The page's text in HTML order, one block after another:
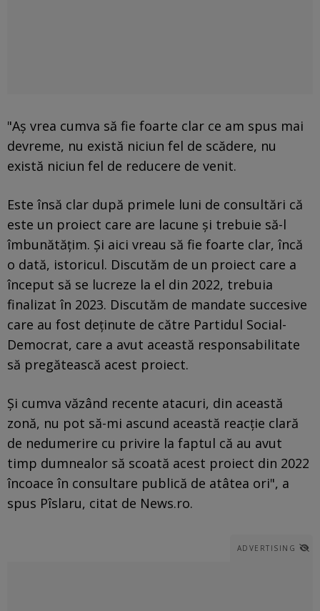
"Aş vrea cumva să fie foarte clar ce am spus mai
devreme, nu există niciun fel de scădere, nu
există niciun fel de reducere de venit.
Este însă clar după primele luni de consultări că
este un proiect care are lacune şi trebuie să-l
îmbunătăţim. Şi aici vreau să fie foarte clar, încă
o dată, istoricul. Discutăm de un proiect care a
început să se lucreze la el din 2022, trebuia
finalizat în 2023. Discutăm de mandate succesive
care au fost deţinute de către Partidul Social-
Democrat, care a avut această responsabilitate
să pregătească acest proiect.
Şi cumva văzând recente atacuri, din această
zonă, nu pot să-mi ascund această reacţie clară
de nedumerire cu privire la faptul că au avut
timp dumnealor să scoată acest proiect din 2022
încoace în consultare publică de atâtea ori", a
spus Pîslaru, citat de News.ro.
ADVERTISING